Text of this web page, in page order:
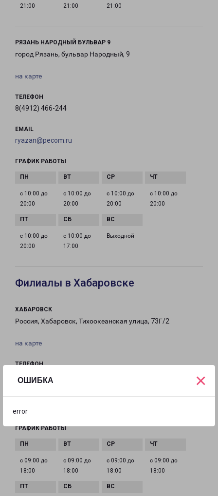
ОШИБКА
error
×
21:00
21:00
21:00
РЯЗАНЬ НАРОДНЫЙ БУЛЬВАР 9
город Рязань, бульвар Народный, 9
на карте
ТЕЛЕФОН
8(4912) 466-244
EMAIL
ryazan@pecom.ru
ГРАФИК РАБОТЫ
с 10:00 до
20:00
с 10:00 до
20:00
с 10:00 до
20:00
с 10:00 до
20:00
с 10:00 до
20:00
с 10:00 до
17:00
Выходной
Филиалы в Хабаровске
ХАБАРОВСК
Россия, Хабаровск, Тихоокеанская улица, 73Г/2
на карте
ТЕЛЕФОН
8(4212) 789-961
EMAIL
ГРАФИК РАБОТЫ
с 09:00 до
18:00
с 09:00 до
18:00
с 09:00 до
18:00
с 09:00 до
18:00